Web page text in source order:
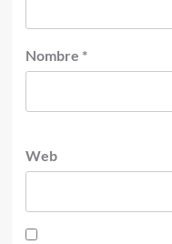
Nombre *
Web